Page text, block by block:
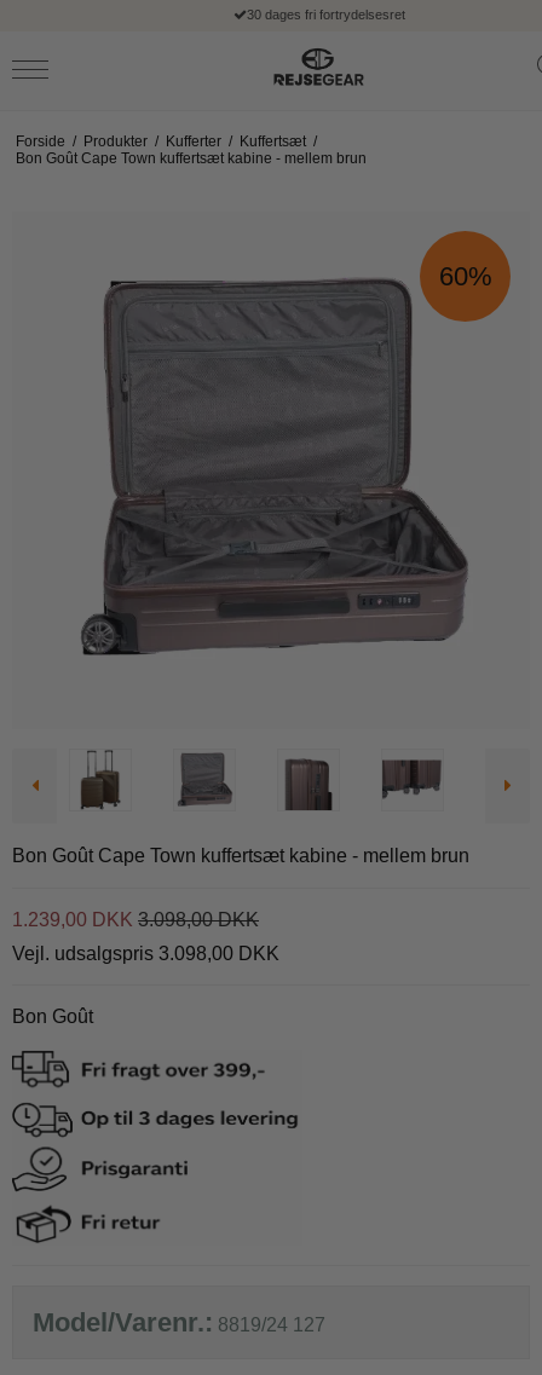
30 dages fri fortrydelsesret
Forside / Produkter / Kufferter / Kuffertsæt /
Bon Goût Cape Town kuffertsæt kabine - mellem brun
60%
Bon Goût Cape Town kuffertsæt kabine - mellem brun
1.239,00 DKK 3.098,00 DKK
Vejl. udsalgspris 3.098,00 DKK
Bon Goût
Model/Varenr.: 8819/24 127